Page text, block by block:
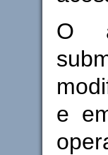
O
e